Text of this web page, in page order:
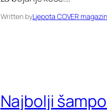
Written byLjepota COVER magazin
Najbolji